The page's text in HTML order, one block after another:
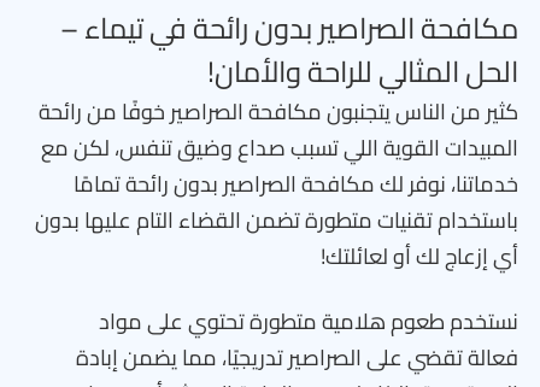
مكافحة الصراصير بدون رائحة في تيماء –
الحل المثالي للراحة والأمان!
كثير من الناس يتجنبون مكافحة الصراصير خوفًا من رائحة
المبيدات القوية اللي تسبب صداع وضيق تنفس، لكن مع
خدماتنا، نوفر لك مكافحة الصراصير بدون رائحة تمامًا
باستخدام تقنيات متطورة تضمن القضاء التام عليها بدون
أي إزعاج لك أو لعائلتك!
نستخدم طعوم هلامية متطورة تحتوي على مواد
فعالة تقضي على الصراصير تدريجيًا، مما يضمن إبادة